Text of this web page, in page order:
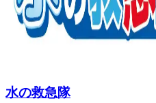
水の救急隊